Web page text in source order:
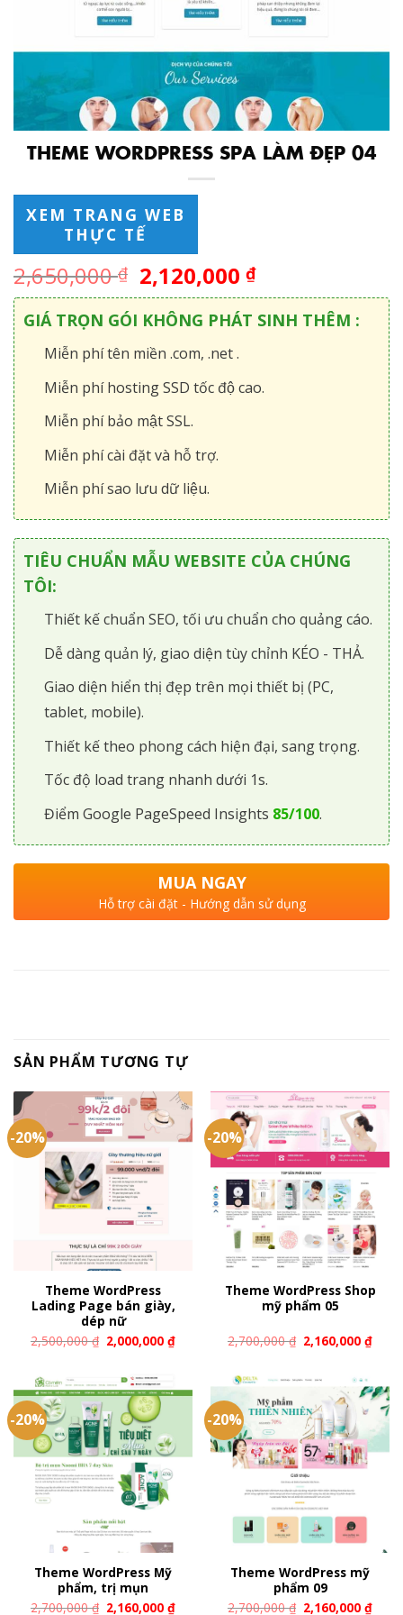
THEME WORDPRESS SPA LÀM ĐẸP 04
XEM TRANG WEB
THỰC TẾ
2,650,000₫ 2,120,000₫
GIÁ TRỌN GÓI KHÔNG PHÁT SINH THÊM :
Miễn phí tên miền .com, .net .
Miễn phí hosting SSD tốc độ cao.
Miễn phí bảo mật SSL.
Miễn phí cài đặt và hỗ trợ.
Miễn phí sao lưu dữ liệu.
TIÊU CHUẨN MẪU WEBSITE CỦA CHÚNG
TÔI:
Thiết kế chuẩn SEO, tối ưu chuẩn cho quảng cáo.
Dễ dàng quản lý, giao diện tùy chỉnh KÉO - THẢ.
Giao diện hiển thị đẹp trên mọi thiết bị (PC,
tablet, mobile).
Thiết kế theo phong cách hiện đại, sang trọng.
Tốc độ load trang nhanh dưới 1s.
Điểm Google PageSpeed Insights 85/100.
MUA NGAY
Hỗ trợ cài đặt - Hướng dẫn sử dụng
SẢN PHẨM TƯƠNG TỰ
-20%
Theme WordPress
Lading Page bán giày,
dép nữ
2,500,000₫ 2,000,000₫
-20%
Theme WordPress Shop
mỹ phẩm 05
2,700,000₫ 2,160,000₫
-20%
Theme WordPress Mỹ
phẩm, trị mụn
2,700,000₫ 2,160,000₫
-20%
Theme WordPress mỹ
phẩm 09
2,700,000₫ 2,160,000₫